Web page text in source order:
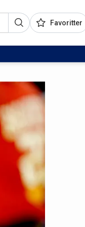
Favoritter